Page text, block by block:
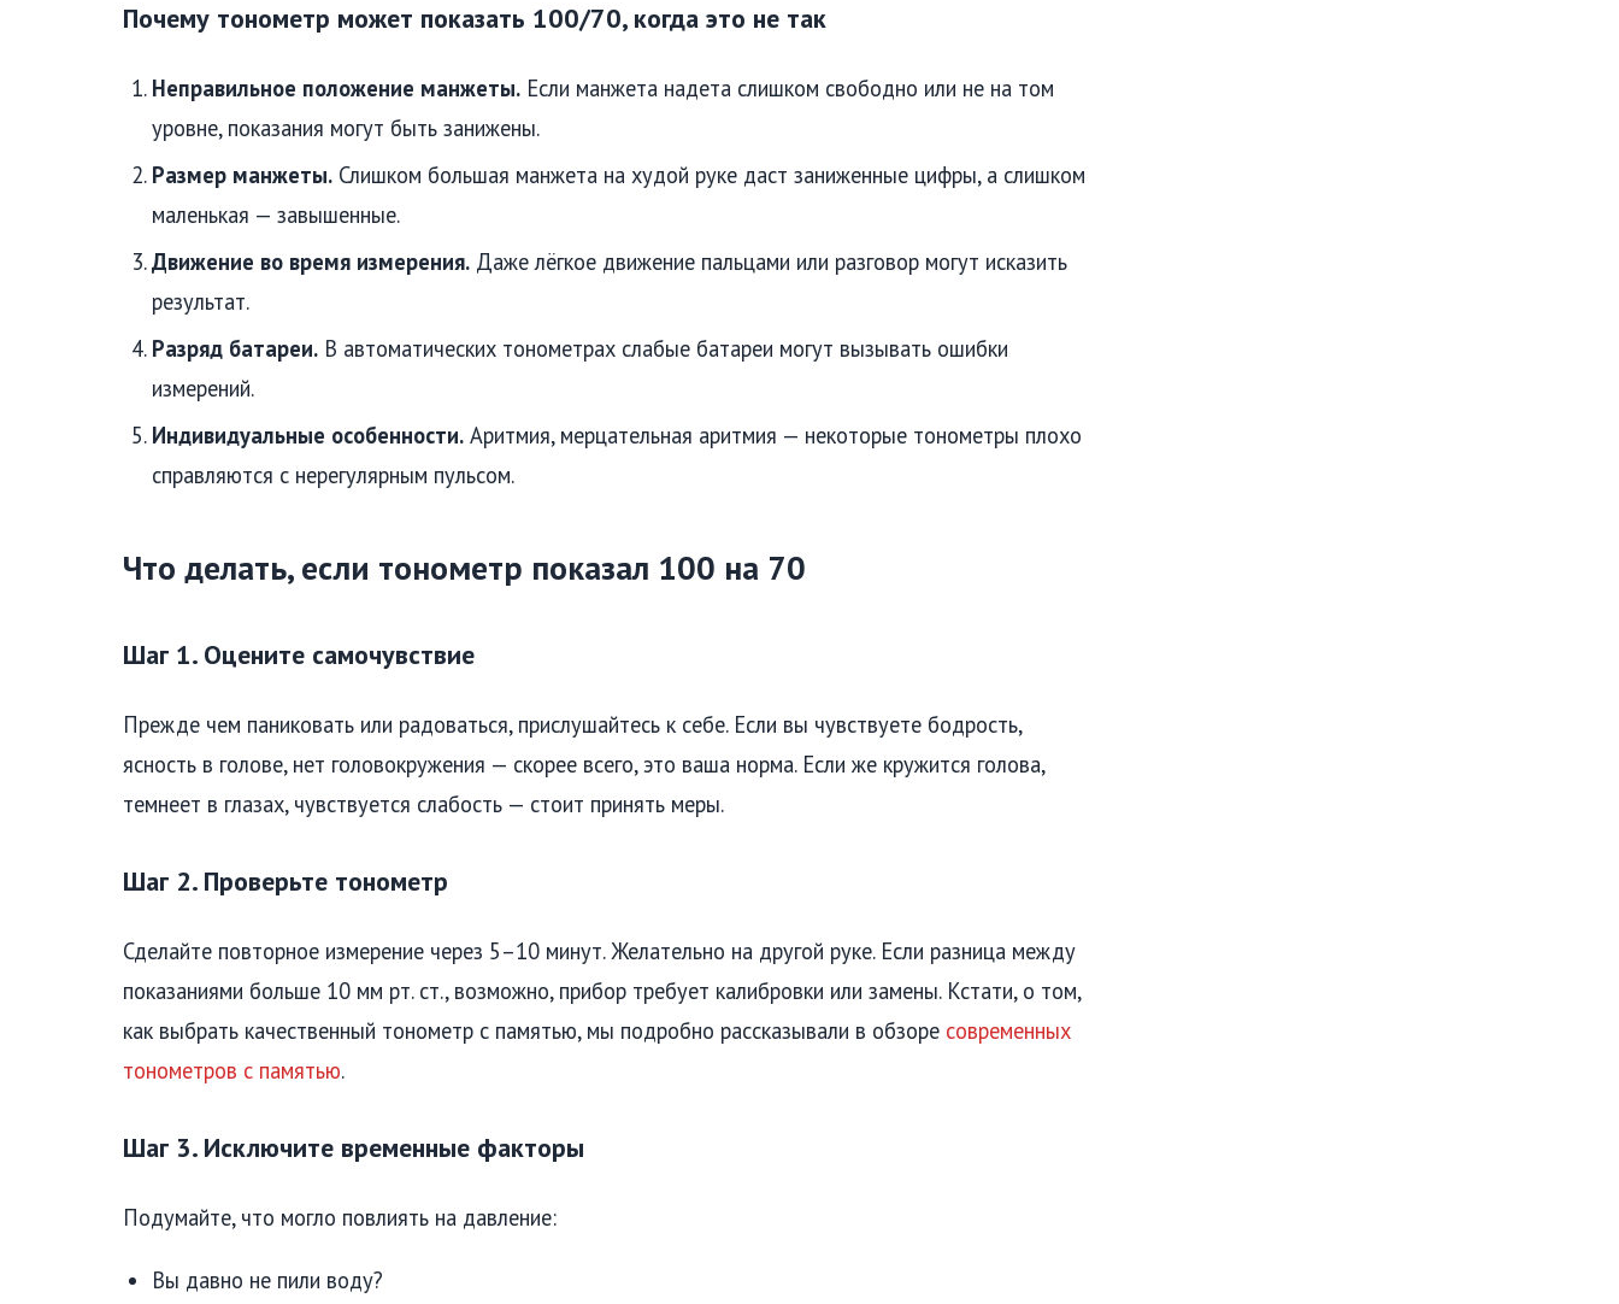
Почему тонометр может показать 100/70, когда это не так
Неправильное положение манжеты. Если манжета надета слишком свободно или не на том
уровне, показания могут быть занижены.
Размер манжеты. Слишком большая манжета на худой руке даст заниженные цифры, а слишком
маленькая — завышенные.
Движение во время измерения. Даже лёгкое движение пальцами или разговор могут исказить
результат.
Разряд батареи. В автоматических тонометрах слабые батареи могут вызывать ошибки
измерений.
Индивидуальные особенности. Аритмия, мерцательная аритмия — некоторые тонометры плохо
справляются с нерегулярным пульсом.
Что делать, если тонометр показал 100 на 70
Шаг 1. Оцените самочувствие
Прежде чем паниковать или радоваться, прислушайтесь к себе. Если вы чувствуете бодрость,
ясность в голове, нет головокружения — скорее всего, это ваша норма. Если же кружится голова,
темнеет в глазах, чувствуется слабость — стоит принять меры.
Шаг 2. Проверьте тонометр
Сделайте повторное измерение через 5–10 минут. Желательно на другой руке. Если разница между
показаниями больше 10 мм рт. ст., возможно, прибор требует калибровки или замены. Кстати, о том,
как выбрать качественный тонометр с памятью, мы подробно рассказывали в обзоре современных
тонометров с памятью.
Шаг 3. Исключите временные факторы
Подумайте, что могло повлиять на давление:
Вы давно не пили воду?